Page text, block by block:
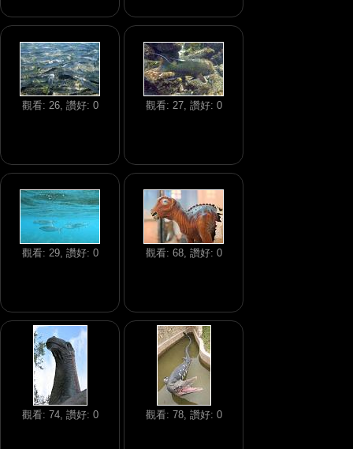
觀看: 26, 讚好: 0 觀看: 27, 讚好: 0
觀看: 29, 讚好: 0 觀看: 68, 讚好: 0
觀看: 74, 讚好: 0 觀看: 78, 讚好: 0